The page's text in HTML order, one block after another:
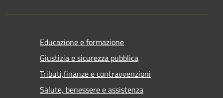
Educazione e formazione
Giustizia e sicurezza pubblica
Tributi,finanze e contravvenzioni
Salute, benessere e assistenza